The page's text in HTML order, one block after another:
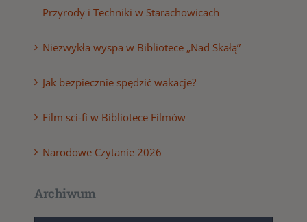
Przyrody i Techniki w Starachowicach
Niezwykła wyspa w Bibliotece „Nad Skałą”
Jak bezpiecznie spędzić wakacje?
Film sci-fi w Bibliotece Filmów
Narodowe Czytanie 2026
Archiwum